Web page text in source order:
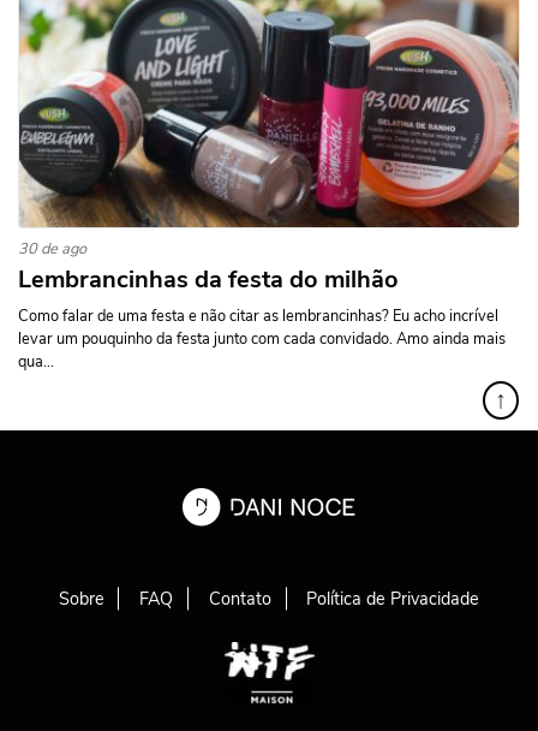
30 de ago
Lembrancinhas da festa do milhão
Como falar de uma festa e não citar as lembrancinhas? Eu acho incrível
levar um pouquinho da festa junto com cada convidado. Amo ainda mais
qua...
↑
Sobre FAQ Contato Política de Privacidade